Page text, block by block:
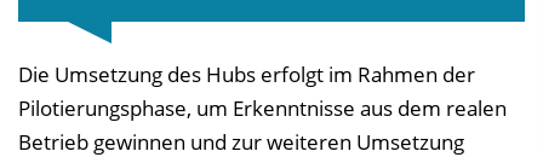
Die Umsetzung des Hubs erfolgt im Rahmen der
Pilotierungsphase, um Erkenntnisse aus dem realen
Betrieb gewinnen und zur weiteren Umsetzung